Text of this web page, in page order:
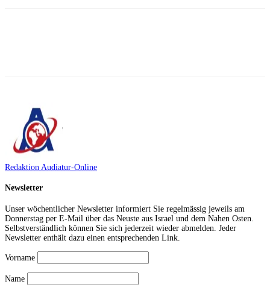
Redaktion Audiatur-Online
Newsletter
Unser wöchentlicher Newsletter informiert Sie regelmässig jeweils am
Donnerstag per E-Mail über das Neuste aus Israel und dem Nahen Osten.
Selbstverständlich können Sie sich jederzeit wieder abmelden. Jeder
Newsletter enthält dazu einen entsprechenden Link.
Vorname
Name